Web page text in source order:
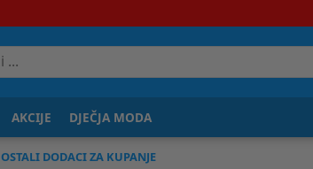
AKCIJE DJEČJA MODA
OSTALI DODACI ZA KUPANJE